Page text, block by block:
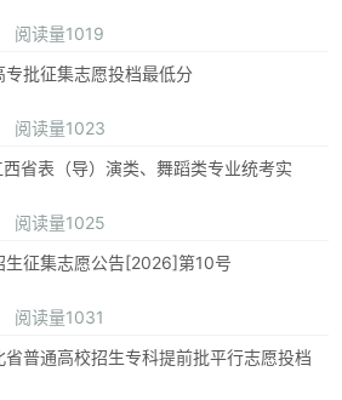
阅读量1019
批征集志愿投档最低分
阅读量1023
省表（导）演类、舞蹈类专业统考实
阅读量1025
征集志愿公告[2026]第10号
阅读量1031
省普通高校招生专科提前批平行志愿投档